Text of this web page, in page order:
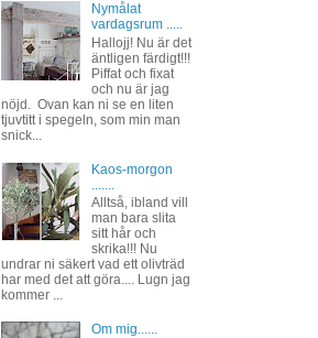
Nymålat
vardagsrum .....
Hallojj! Nu är det
äntligen färdigt!!!
Piffat och fixat
och nu är jag
nöjd. Ovan kan ni se en liten
tjuvtitt i spegeln, som min man
snick...
Kaos-morgon
Alltså, ibland vill
man bara slita
sitt hår och
skrika!!! Nu
undrar ni säkert vad ett olivträd
har med det att göra.... Lugn jag
kommer ...
Om mig......